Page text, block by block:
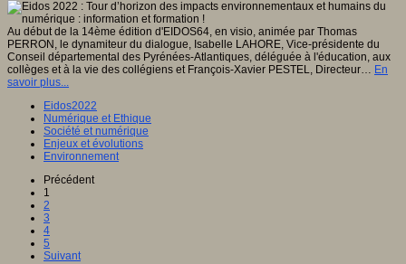
Au début de la 14ème édition d'EIDOS64, en visio, animée par Thomas
PERRON, le dynamiteur du dialogue, Isabelle LAHORE, Vice-présidente du
Conseil départemental des Pyrénées-Atlantiques, déléguée à l'éducation, aux
collèges et à la vie des collégiens et François-Xavier PESTEL, Directeur… En
savoir plus...
Eidos2022
Numérique et Ethique
Société et numérique
Enjeux et évolutions
Environnement
Précédent
1
2
3
4
5
Suivant